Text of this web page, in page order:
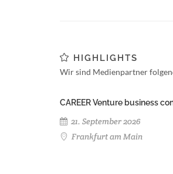
HIGHLIGHTS
Wir sind Medienpartner
CAREER Venture business
21. September 2026
Frankfurt am Main